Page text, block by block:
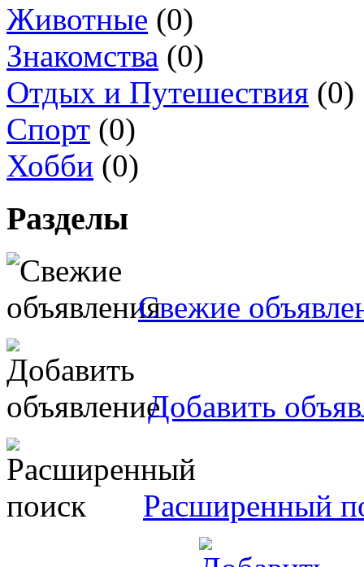
Животные (0)
Знакомства (0)
Отдых и Путешествия (0)
Спорт (0)
Хобби (0)
Разделы
Свежие
Добавить
Расширенный